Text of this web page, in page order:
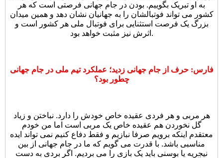
به او تبریک بگوییم. بودن در جام جهانی فرصتی است که هر
کشور می تواند فوتبالشان را به جهانیان نشان دهد و همین میدان
بزرگ یک فرصت استثنایی برای فوتبال ملی هر کشور است و
اثرش نیز مثبت خواهد بود.
فارس: حرف از جام جهانی زدید؛ عملکرد تیم ملی در جام جهانی
چطور بود؟
هر مربی و هر فردی عقیده خاص خودش را دارد. نباختن و زیاد
گل نخوردن هم عقیده خاص یک مربی است اما من خودم
معتقدم اینکه برویم صرفا نبازیم و فقط دفاع کنیم نمی تواند ایده
مناسبی باشد. با قدرت می گویم که ما در جام جهانی از بین
نیجریه یا بوسنی باید یک بازی را می بردیم. اگر بردی به دست